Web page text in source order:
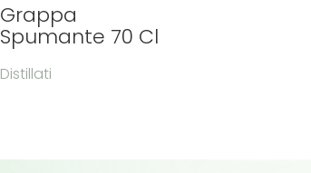
Grappa
Spumante 70 Cl
Distillati